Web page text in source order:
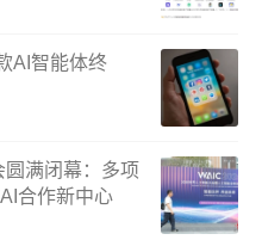
AI智能体终
满闭幕：多项
合作新中心